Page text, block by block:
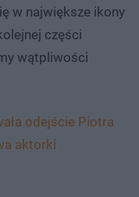
w największe ikony
części
wątpliwości
odejście Piotra
aktorki